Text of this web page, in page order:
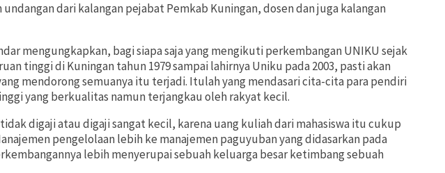
dari kalangan pejabat Pemkab Kuningan, dosen dan juga kalangan
mengungkapkan, bagi siapa saja yang mengikuti perkembangan UNIKU sejak
tinggi di Kuningan tahun 1979 sampai lahirnya Uniku pada 2003, pasti akan
mendorong semuanya itu terjadi. Itulah yang mendasari cita-cita para pendiri
yang berkualitas namun terjangkau oleh rakyat kecil.
digaji atau digaji sangat kecil, karena uang kuliah dari mahasiswa itu cukup
pengelolaan lebih ke manajemen paguyuban yang didasarkan pada
lebih menyerupai sebuah keluarga besar ketimbang sebuah